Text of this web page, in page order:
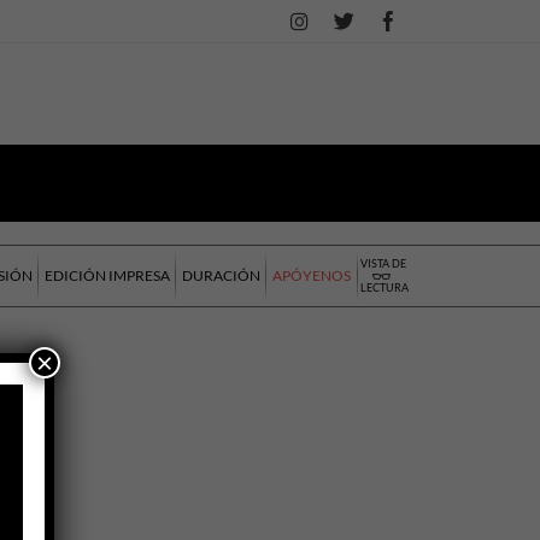
EDICIÓN IMPRESA DURACIÓN APÓYENOS
VISTA DE
LECTURA
×